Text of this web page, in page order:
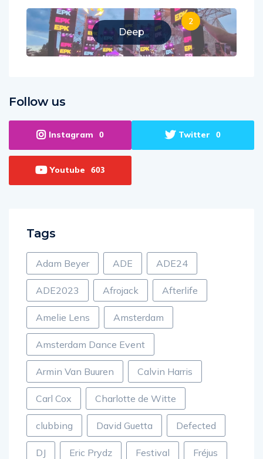
Deep
2
Follow us
Instagram 0 Twitter 0
Youtube 603
Tags
Adam Beyer ADE ADE24
ADE2023 Afrojack Afterlife
Amelie Lens Amsterdam
Amsterdam Dance Event
Armin Van Buuren Calvin Harris
Carl Cox Charlotte de Witte
clubbing David Guetta Defected
DJ Eric Prydz Festival Fréjus